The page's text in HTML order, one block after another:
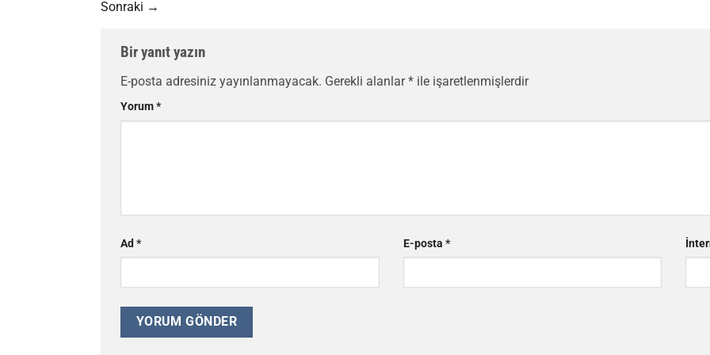
Sonraki →
Bir yanıt yazın
E-posta adresiniz yayınlanmayacak. Gerekli alanlar* ile işaretlenmişlerdir
Yorum*
Ad * E-posta *